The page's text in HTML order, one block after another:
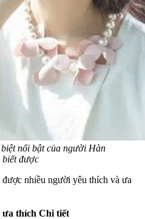
nổi bật của người Hàn
biết được
nhiều người yêu thích và ưa
ưa thích Chi tiết